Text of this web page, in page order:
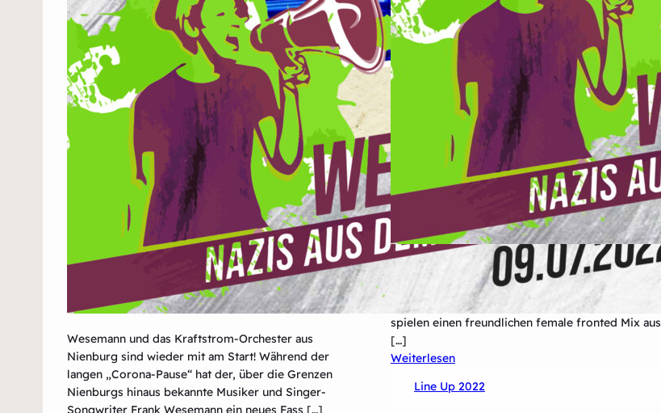
Wesemann und das Kraftstrom-Orchester aus
Nienburg sind wieder mit am Start! Während der
langen „Corona-Pause“ hat der, über die Grenzen
Nienburgs hinaus bekannte Musiker und Singer-
Songwriter Frank Wesemann ein neues Fass […]
Rascal and Scamp, das sind Max Stäbner (Bass &
Vocals) und Björn Bruns (Drums), sowie Anja
Schulze alias „Futzi“(Guitar & Vocals). Die Drei
spielen einen freundlichen female fronted Mix aus
[…]
Weiterlesen:
&
Line Up 2022